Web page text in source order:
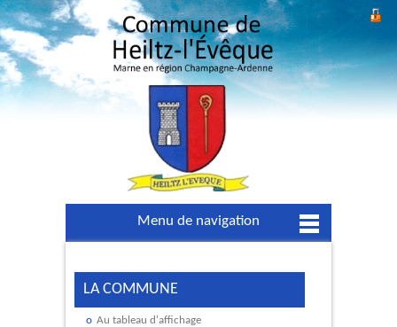
Menu de navigation
LA COMMUNE
Au tableau d'affichage